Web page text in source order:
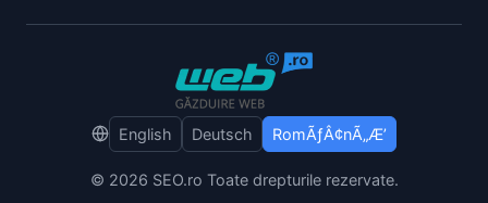
© 2026 SEO.ro Toate drepturile rezervate.
English Deutsch RomÃƒÂ¢nÃ„Æ’